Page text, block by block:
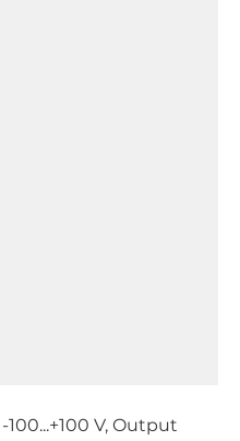
V, Output